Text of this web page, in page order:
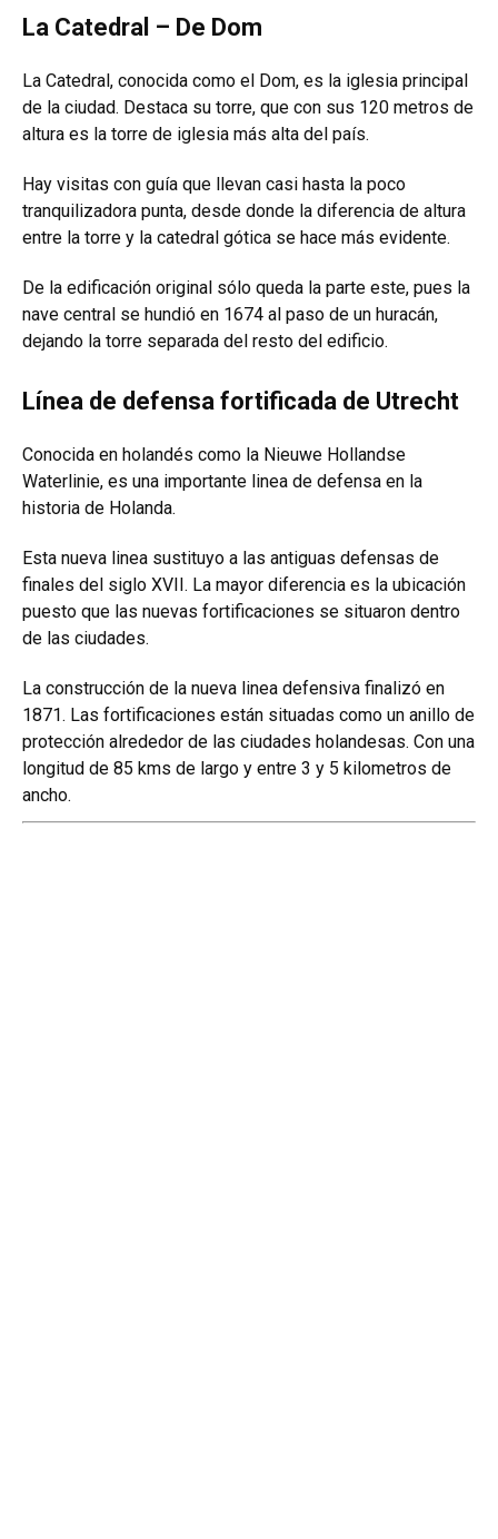
La Catedral – De Dom
La Catedral, conocida como el Dom, es la iglesia principal
de la ciudad. Destaca su torre, que con sus 120 metros de
altura es la torre de iglesia más alta del país.
Hay visitas con guía que llevan casi hasta la poco
tranquilizadora punta, desde donde la diferencia de altura
entre la torre y la catedral gótica se hace más evidente.
De la edificación original sólo queda la parte este, pues la
nave central se hundió en 1674 al paso de un huracán,
dejando la torre separada del resto del edificio.
Línea de defensa fortificada de Utrecht
Conocida en holandés como la Nieuwe Hollandse
Waterlinie, es una importante linea de defensa en la
historia de Holanda.
Esta nueva linea sustituyo a las antiguas defensas de
finales del siglo XVII. La mayor diferencia es la ubicación
puesto que las nuevas fortificaciones se situaron dentro
de las ciudades.
La construcción de la nueva linea defensiva finalizó en
1871. Las fortificaciones están situadas como un anillo de
protección alrededor de las ciudades holandesas. Con una
longitud de 85 kms de largo y entre 3 y 5 kilometros de
ancho.